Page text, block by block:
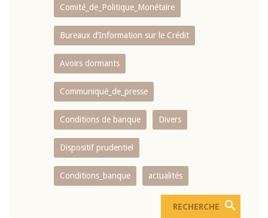
Comité_de_Politique_Monétaire
Bureaux d’Information sur le Crédit
Avoirs dormants
Communiqué_de_presse
Conditions de banque Divers
Dispositif prudentiel
Conditions_banque actualités